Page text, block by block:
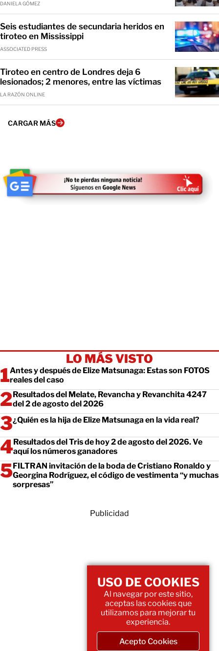
DANIELA GÓMEZ
Seis estudiantes de secundaria heridos en
tiroteo en Mississippi
ASSOCIATED PRESS
Tiroteo en centro de Londres deja 6
lesionados; 2 menores, entre las víctimas
LA RAZÓN ONLINE
CARGAR MÁS
LO MÁS VISTO
Antes y después de Elize Matsunaga: Estas son FOTOS
reales del caso
Resultados del Melate, Revancha y Revanchita 4247
del 2 de agosto del 2026
¿Quién es la hija de Elize Matsunaga en la vida real?
Resultados del Tris de hoy 2 de agosto del 2026. Ve
aquí los números ganadores
FILTRAN invitación de la boda de Cristiano Ronaldo y
Georgina Rodríguez, el código de vestimenta “y muchas
sorpresas”
Publicidad
USO DE COOKIES
Al navegar por este sitio,
aceptas las cookies que
utilizamos para mejorar tu
experiencia.
Acepto Cookies